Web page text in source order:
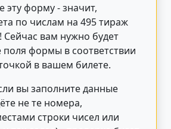
эту форму - значит,
по числам на 495 тираж
вам нужно будет
поля формы в соответствии
в вашем билете.
вы заполните данные
не те номера,
строки чисел или